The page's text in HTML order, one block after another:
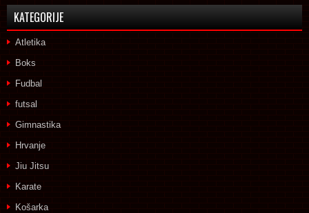
KATEGORIJE
Atletika
Boks
Fudbal
futsal
Gimnastika
Hrvanje
Jiu Jitsu
Karate
Košarka